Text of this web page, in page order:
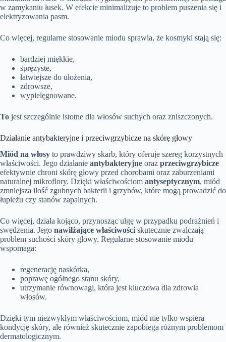
w zamykaniu łusek. W efekcie minimalizuje to problem puszenia się i
elektryzowania pasm.
Co więcej, regularne stosowanie miodu sprawia, że kosmyki stają się:
bardziej miękkie,
sprężyste,
łatwiejsze do ułożenia,
zdrowsze,
wypielęgnowane.
To jest szczególnie istotne dla włosów suchych oraz zniszczonych.
Działanie antybakteryjne i przeciwgrzybicze na skórę głowy
Miód na włosy to prawdziwy skarb, który oferuje szereg korzystnych
właściwości. Jego działanie antybakteryjne oraz przeciwgrzybicze
efektywnie chroni skórę głowy przed chorobami oraz zaburzeniami
naturalnej mikroflory. Dzięki właściwościom antyseptycznym, miód
zmniejsza ilość zgubnych bakterii i grzybów, które mogą prowadzić do
łupieżu czy stanów zapalnych.
Co więcej, działa kojąco, przynosząc ulgę w przypadku podrażnień i
swędzenia. Jego nawilżające właściwości skutecznie zwalczają
problem suchości skóry głowy. Regularne stosowanie miodu
wspomaga:
regenerację naskórka,
poprawę ogólnego stanu skóry,
utrzymanie równowagi, która jest kluczowa dla zdrowia
włosów.
Dzięki tym niezwykłym właściwościom, miód nie tylko wspiera
kondycję skóry, ale również skutecznie zapobiega różnym problemom
dermatologicznym.